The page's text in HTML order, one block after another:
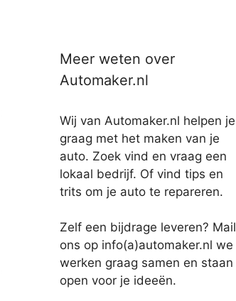
Meer weten over
Automaker.nl
Wij van Automaker.nl helpen je
graag met het maken van je
auto. Zoek vind en vraag een
lokaal bedrijf. Of vind tips en
trits om je auto te repareren.
Zelf een bijdrage leveren? Mail
ons op info(a)automaker.nl we
werken graag samen en staan
open voor je ideeën.